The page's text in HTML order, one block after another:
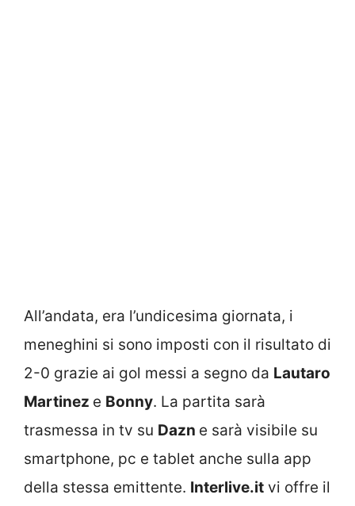
All’andata, era l’undicesima giornata, i
meneghini si sono imposti con il risultato di
2-0 grazie ai gol messi a segno da Lautaro
Martinez e Bonny. La partita sarà
trasmessa in tv su Dazn e sarà visibile su
smartphone, pc e tablet anche sulla app
della stessa emittente. Interlive.it vi offre il